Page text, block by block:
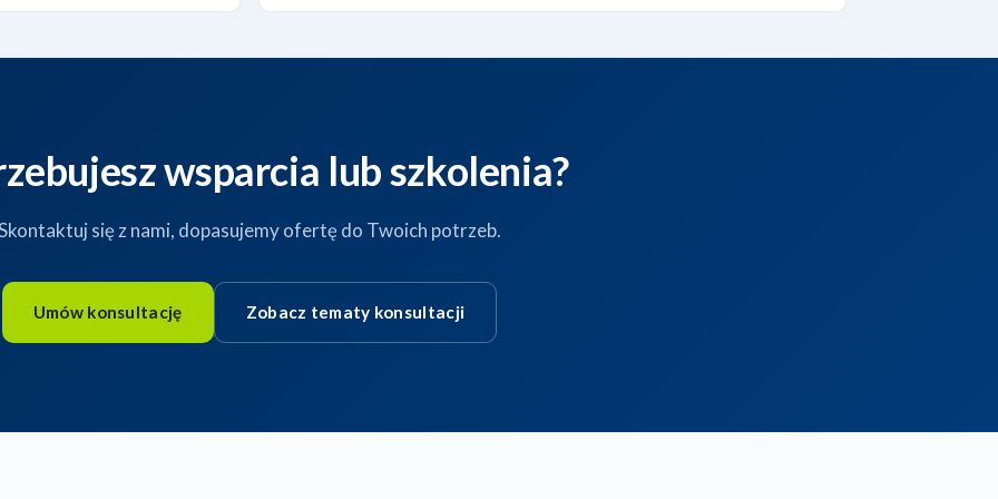
wsparcia lub szkolenia?
się z nami, dopasujemy ofertę do Twoich potrzeb.
Umów konsultację Zobacz tematy konsultacji